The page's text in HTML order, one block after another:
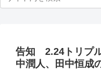
告知 2.24トリプ
中潤人、田中恒成